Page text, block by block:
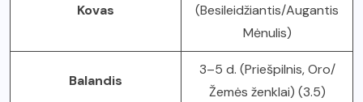
Kovas
(Besileidžiantis/Augantis
Mėnulis)
Balandis
3–5 d. (Priešpilnis, Oro/
Žemės ženklai) (3.5)